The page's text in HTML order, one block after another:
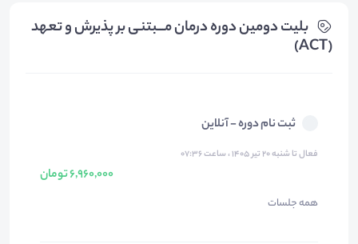
بلیت‌ دومین دوره درمان مـــبتنی بر پذیرش و تعهد
(ACT)
ثبت نام دوره - آنلاین
فعال تا شنبه ۲۰ تیر ۱۴۰۵ ، ساعت ۰۷:۳۶
6,960,000 تومان
همه جلسات